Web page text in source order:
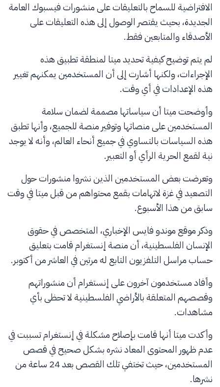
الافتراضية للسماح بالتعليقات على منشورات فيسبوك العامة
الجديدة، بحيث يقتصر الوصول إلى هذه التعليقات على
الأصدقاء والمتابعين فقط.
لم يتم توضيح كيفية تحديد ميتا لمنطقة تطبيق هذه
الإجراءات، ولكنها أشارت إلى أن المستخدمين يمكنهم تغيير
هذه الإعدادات في أي وقت.
وأوضحت ميتا أن سياساتها مصممة لضمان سلامة
المستخدمين على منصاتها وتوفير منصة للجميع، وأنها تطبق
هذه السياسات بالتساوي في جميع أنحاء العالم، وأنه لا يوجد
نية لقمع الحرية الرأي أو التعبير.
وتعرضت بعض المستخدمين الذين نشروا منشورات حول
التصعيد في غزة لاتهامات بقمع محتواهم من قبل ميتا في وقت
سابق من هذا الأسبوع.
وذكر موقع موندو فايس الإخباري، المتخصص في حقوق
الإنسان الفلسطينية، أن منصة إنستغرام قامت بتعليق
حساب مراسل التلفزيون التابع له مرتين في العاشر من أكتوبر.
وأفاد مستخدمون آخرون على إنستغرام أن منشوراتهم
وقصصهم المتعلقة بالأراضي الفلسطينية لا تحظى بأي
مشاهدات.
وأكدت ميتا أنها قامت بإصلاح مشكلة في إنستغرام تسببت في
عدم ظهور المحتوى المعاد نشره بشكل صحيح في قصص
المستخدمين، حيث تختفي تلك القصص بعد 24 ساعة من
نشرها.